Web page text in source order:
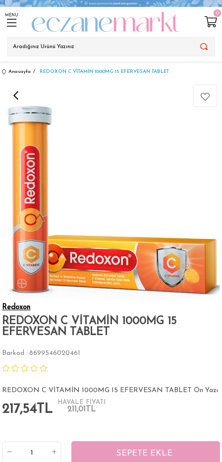
MENU 0
Anasayfa REDOXON C VİTAMİN 1000MG 15 EFERVESAN TABLET
Redoxon
REDOXON C VİTAMİN 1000MG 15
EFERVESAN TABLET
Barkod : 8699546020461
REDOXON C VİTAMİN 1000MG 15 EFERVESAN TABLET Ön Yazı
217,54TL
HAVALE FİYATI
211,01TL